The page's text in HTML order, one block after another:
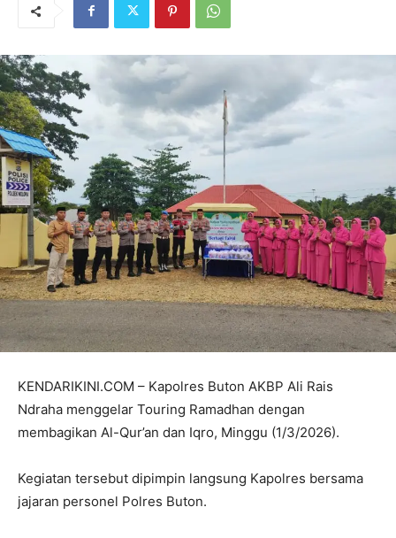
KENDARIKINI.COM – Kapolres Buton AKBP Ali Rais
Ndraha menggelar Touring Ramadhan dengan
membagikan Al-Qur’an dan Iqro, Minggu (1/3/2026).
Kegiatan tersebut dipimpin langsung Kapolres bersama
jajaran personel Polres Buton.